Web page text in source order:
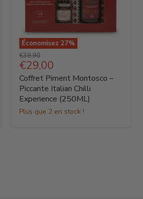
Économisez 27%
Coffret
Piment
Montosco
–
Piccante
Italian
Chilli
Experience
Prix
d'origine
€39,90
Prix
actuel
€29,00
Coffret Piment Montosco –
Piccante Italian Chilli
Experience (250ML)
Plus que 2 en stock !